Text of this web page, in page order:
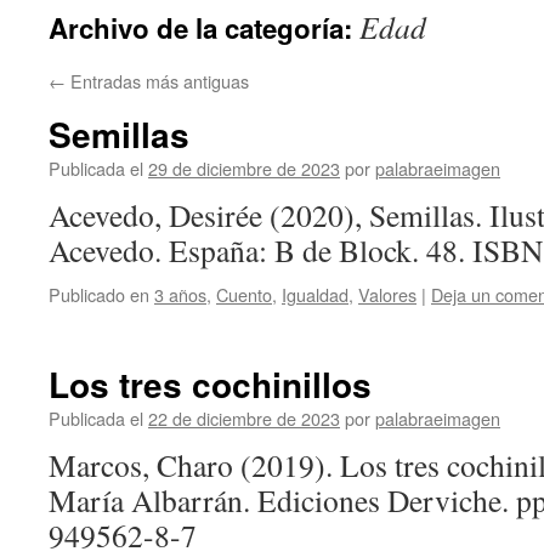
Archivo de la categoría: Edad
← Entradas más antiguas
Semillas
Publicada el 29 de diciembre de 2023 porpalabraeimagen
Acevedo, Desirée (2020), Semillas.
Acevedo. España: B de Block. 48.
Publicado en 3 años, Cuento, Igualdad, Valores | Deja un
Los tres cochinillos
Publicada el 22 de diciembre de 2023 porpalabraeimagen
Marcos, Charo (2019). Los tres
María Albarrán. Ediciones Derviche.
949562-8-7